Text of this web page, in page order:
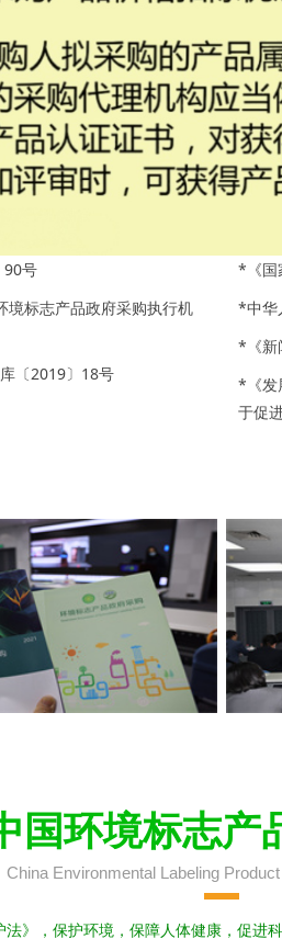
90号
境标志产品政府采购执行机
〔2019〕18号
*《国
*中华
*《新
*《发
于促
国环境标志产
China Environmental Labeling
》，保护环境，保障人体健康，促进